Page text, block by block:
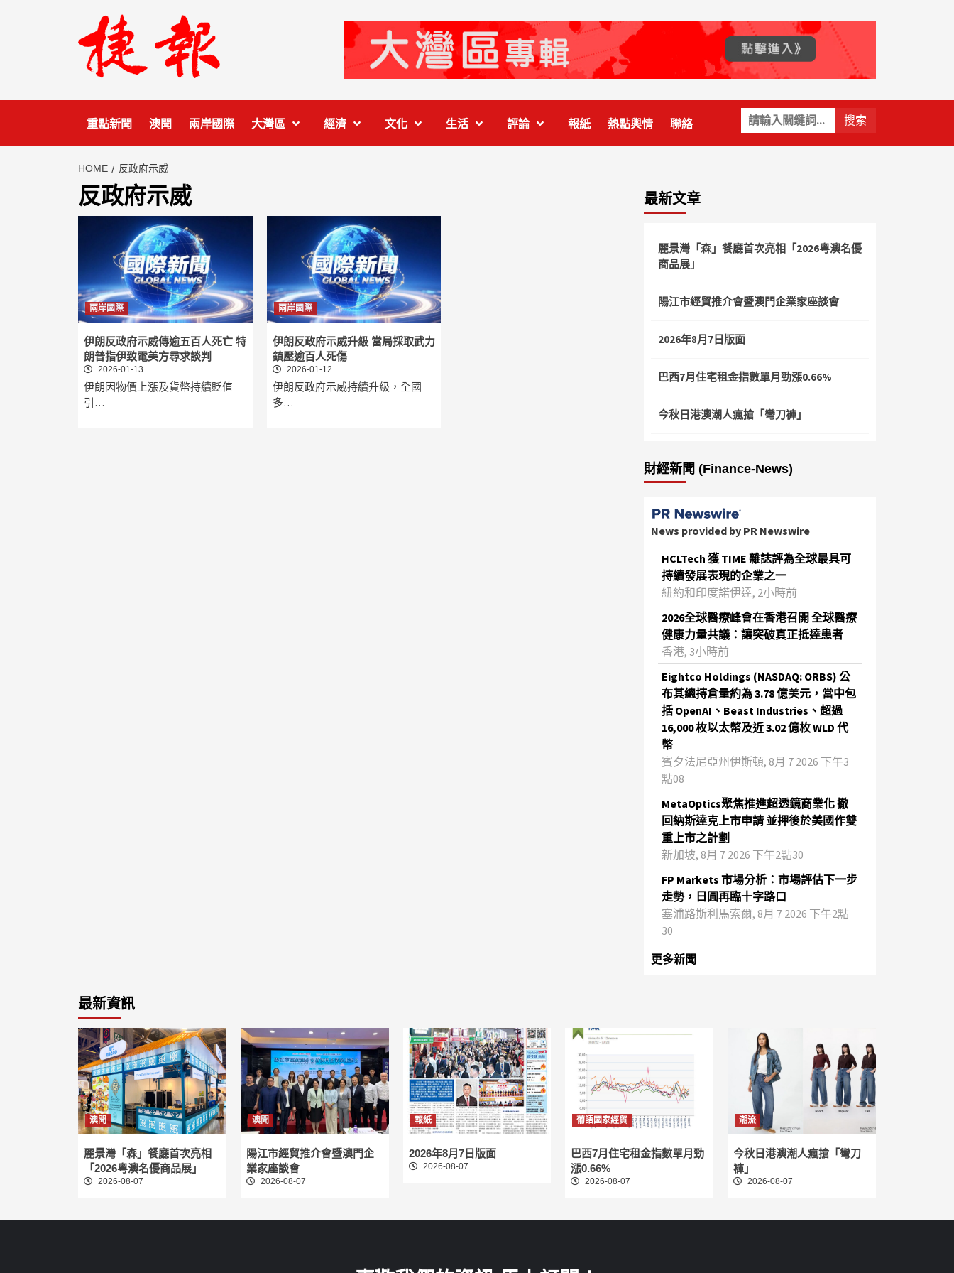
關
鍵
字:
重點新聞 澳聞 兩岸國際 大灣區 經濟 文化 生活 評論 報紙 熱點輿情 聯絡
HOME 反政府示威
反政府示威
兩岸國際
伊朗反政府示威傳逾五百人死亡 特
朗普指伊致電美方尋求談判
2026-01-13
伊朗因物價上漲及貨幣持續貶值
引…
兩岸國際
伊朗反政府示威升級 當局採取武力
鎮壓逾百人死傷
2026-01-12
伊朗反政府示威持續升級，全國
多…
最新文章
麗景灣「森」餐廳首次亮相「2026粵澳名優
商品展」
陽江市經貿推介會暨澳門企業家座談會
2026年8月7日版面
巴西7月住宅租金指數單月勁漲0.66%
今秋日港澳潮人瘋搶「彎刀褲」
財經新聞 (Finance-News)
News provided by PR Newswire
HCLTech 獲 TIME 雜誌評為全球最具可
持續發展表現的企業之一
紐約和印度諾伊達, 2小時前
2026全球醫療峰會在香港召開 全球醫療
健康力量共議：讓突破真正抵達患者
香港, 3小時前
Eightco Holdings (NASDAQ: ORBS) 公
布其總持倉量約為 3.78 億美元，當中包
括 OpenAI、Beast Industries、超過
16,000 枚以太幣及近 3.02 億枚 WLD 代
幣
賓夕法尼亞州伊斯頓, 8月 7 2026 下午3
點08
MetaOptics聚焦推進超透鏡商業化 撤
回納斯達克上市申請 並押後於美國作雙
重上市之計劃
新加坡, 8月 7 2026 下午2點30
FP Markets 市場分析：市場評估下一步
走勢，日圓再臨十字路口
塞浦路斯利馬索爾, 8月 7 2026 下午2點
30
更多新聞
最新資訊
澳聞
麗景灣「森」餐廳首次亮相
「2026粵澳名優商品展」
2026-08-07
澳聞
陽江市經貿推介會暨澳門企
業家座談會
2026-08-07
報紙
2026年8月7日版面
2026-08-07
葡語國家經貿
巴西7月住宅租金指數單月勁
漲0.66%
2026-08-07
潮流
今秋日港澳潮人瘋搶「彎刀
褲」
2026-08-07